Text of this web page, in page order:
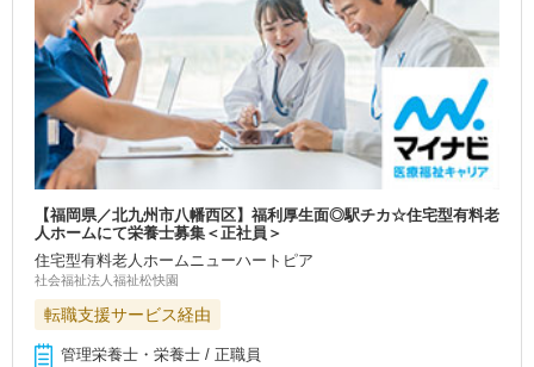
【福岡県／北九州市八幡西区】福利厚生面◎駅チカ☆住宅型有料老
人ホームにて栄養士募集＜正社員＞
住宅型有料老人ホームニューハートピア
社会福祉法人福祉松快園
転職支援サービス経由
管理栄養士・栄養士 / 正職員